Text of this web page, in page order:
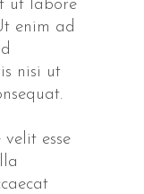
ut labore
enim ad
nisi ut
esse